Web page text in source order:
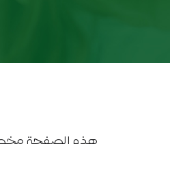
هذه الصفحة